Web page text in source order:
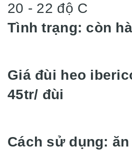
20 - 22 độ C
Tình trạng: còn
Giá đùi heo
45tr/ đùi
Cách sử dụng: